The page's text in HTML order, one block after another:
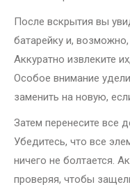
После вскрытия вы
батарейку и,
Аккуратно извлеките
Особое внимание
заменить на новую,
Затем перенесите все
Убедитесь, что все
ничего не болтается.
проверяя, чтобы